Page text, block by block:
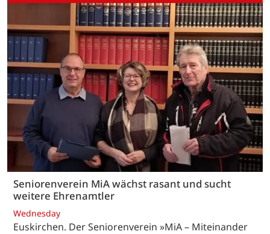
Seniorenverein MiA wächst rasant und sucht
weitere Ehrenamtler
Wednesday
Euskirchen. Der Seniorenverein »MiA – Miteinander